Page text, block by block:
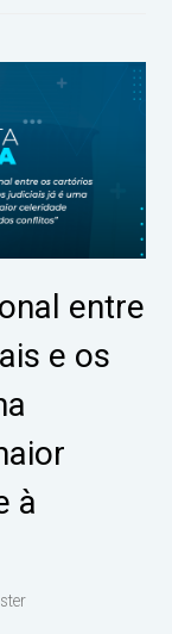
entre
e os
à